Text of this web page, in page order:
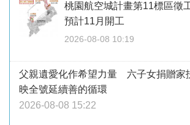
桃園航空城計畫第11標區徵
預計11月開工
2026-08-08 10:19
父親遺愛化作希望力量 六子女捐贈家
映全號延續善的循環
2026-08-08 15:22